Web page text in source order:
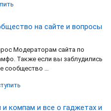
на сайте и вопросы
Модераторам сайта по
Также если вы заблудились
сообщество …
компам и все о гаджетах и